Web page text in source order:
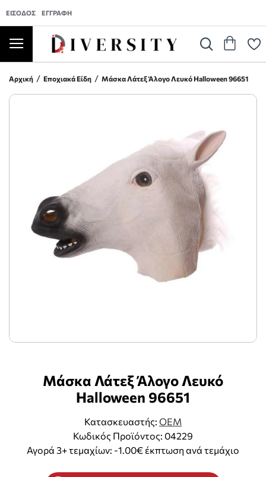
ΕΊΣΟΔΟΣ ΕΓΓΡΑΦΉ
Αρχική Εποχιακά Είδη Μάσκα Λάτεξ Άλογο Λευκό Halloween 96651
Μάσκα Λάτεξ Άλογο Λευκό
Halloween 96651
Κατασκευαστής: OEM
Κωδικός Προϊόντος: 04229
Αγορά 3+ τεμαχίων: -1.00€ έκπτωση ανά τεμάχιο